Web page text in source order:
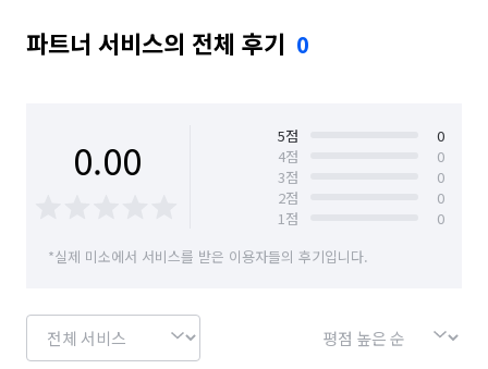
파트너 서비스의 전체 후기 0
0.00 5점
0
4점
0
3점
0
2점
0
1점
0
*실제 미소에서 서비스를 받은 이용자들의 후기입니다.